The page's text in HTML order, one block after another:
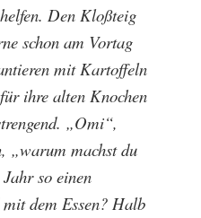
Den Kloßteig
schon am Vortag
mit Kartoffeln
ihre alten Knochen
„Omi“,
„warum machst du
so einen
dem Essen? Halb